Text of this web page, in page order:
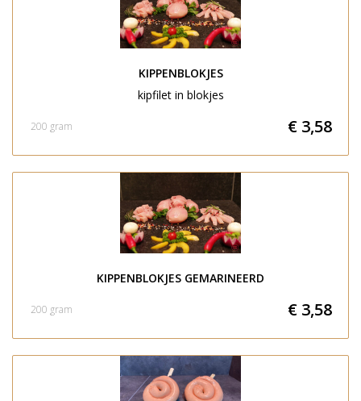
KIPPENBLOKJES
kipfilet in blokjes
€ 3,58
200 gram
KIPPENBLOKJES GEMARINEERD
€ 3,58
200 gram